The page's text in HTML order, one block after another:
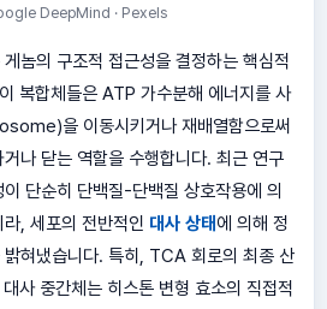
DeepMind · Pexels
놈의 구조적 접근성을 결정하는 핵심적
복합체들은 ATP 가수분해 에너지를 사
을 이동시키거나 재배열함으로써
나 닫는 역할을 수행합니다. 최근 연구
단순히 단백질-단백질 상호작용에 의
, 세포의 전반적인 대사 상태에 의해 정
밝혀냈습니다. 특히, TCA 회로의 최종 산
사 중간체는 히스톤 변형 효소의 직접적